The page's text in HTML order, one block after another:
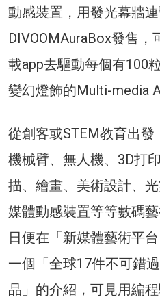
動感裝置，用發光幕牆
DIVOOMAuraBox發售
載app去驅動每個有100
變幻燈飾的Multi-media
從創客或STEM教育出發
機械臂、無人機、3D打
描、繪畫、美術設計、
媒體動感裝置等等數碼
日便在「新媒體藝術平
一個「全球17件不可錯
品」的介紹，可見用編